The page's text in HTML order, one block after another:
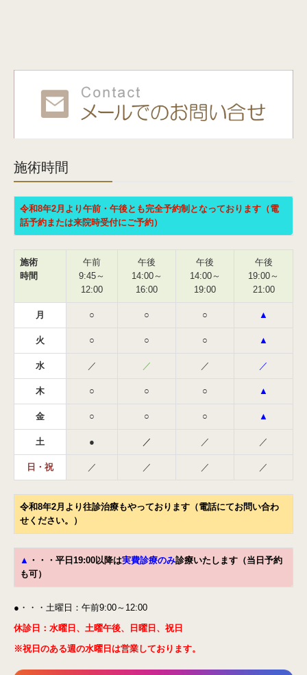
施術時間
令和8年2月より午前・午後とも完全予約制となっております（電
話予約または来院時受付にご予約）
施術
時間
午前
9:45～
12:00
午後
14:00～
16:00
午後
14:00～
19:00
午後
19:00～
21:00
月 ○ ○ ○ ▲
火 ○ ○ ○ ▲
水 ／ ／ ／ ／
木 ○ ○ ○ ▲
金 ○ ○ ○ ▲
土 ● ／ ／ ／
日・祝 ／ ／ ／ ／
令和8年2月より往診治療もやっております（電話にてお問い合わ
せください。）
▲ ・・・平日19:00以降は実費診療のみ診療いたします（当日予約
も可）
●・・・土曜日：午前9:00～12:00
休診日：水曜日、 土曜午後、
日曜日、祝日
※祝日のある週の水曜日は営業しております。